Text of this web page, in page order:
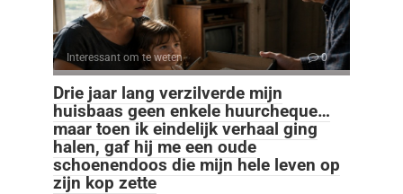
Interessant om te weten 0
Drie jaar lang verzilverde mijn
huisbaas geen enkele huurcheque…
maar toen ik eindelijk verhaal ging
halen, gaf hij me een oude
schoenendoos die mijn hele leven op
zijn kop zette